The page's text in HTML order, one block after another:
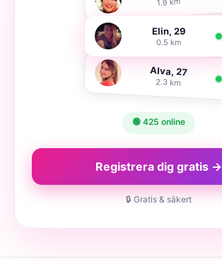
Elin, 29
0.5 km
Alva, 27
2.3 km
🟢 425 online
Registrera dig gratis →
🔒 Gratis & säkert